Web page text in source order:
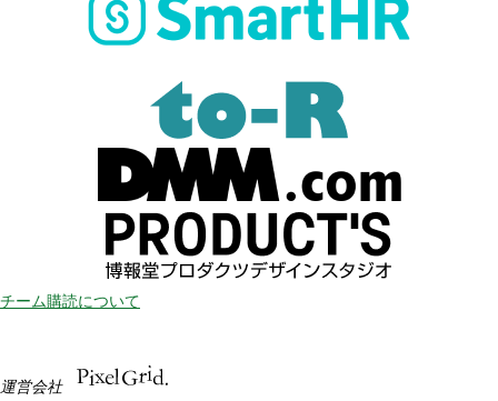
チーム購読について
運営会社